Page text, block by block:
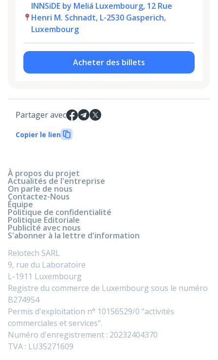
INNSiDE by Meliá Luxembourg, 12 Rue
Henri M. Schnadt, L-2530 Gasperich,
Luxembourg
Acheter des billets
Partager avec
Copier le lien
À propos du projet
Actualités de l'entreprise
On parle de nous
Contactez-Nous
Équipe
Politique de confidentialité
Politique Editoriale
Publicité avec nous
S'abonner à la lettre d'information
Relotech SARL
9, rue du Laboratoire
L-1911 Luxembourg
Registre du commerce de Luxembourg sous le numéro
B274954
Permis d'exploitation n° 10156529/0 "activités
commerciales et services".
Numéro d'enregistrement : 20232404370
TVA : LU35271609